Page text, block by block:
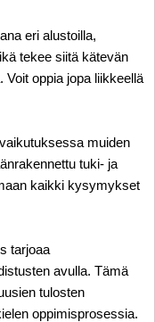
eri alustoilla,
tekee siitä kätevän
oppia jopa liikkeellä
muiden
tuki- ja
kaikki kysymykset
tarjoaa
avulla. Tämä
tulosten
oppimisprosessia.